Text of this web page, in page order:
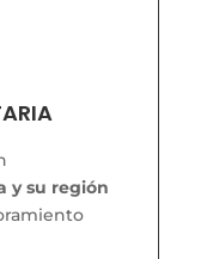
y su región